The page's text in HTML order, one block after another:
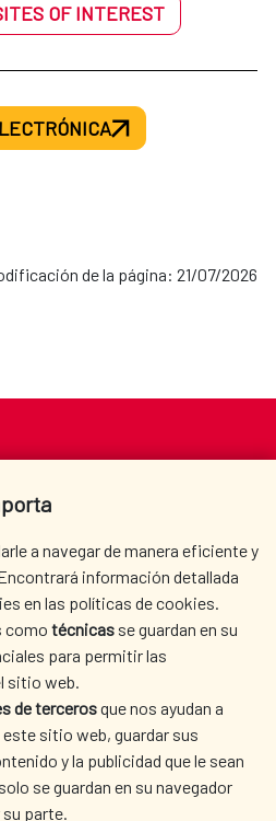
OF INTEREST
de la página: 21/07/2026
a navegar de manera eficiente y
información detallada
en las políticas de cookies.
como técnicas se guardan en su
para permitir las
sitio web.
de tercerosque nos ayudan a
sitio web, guardar sus
y la publicidad que le sean
se guardan en su navegador
parte.
WHERE DO WE COOPERATE?
PRESS ROOM
LIBRARY